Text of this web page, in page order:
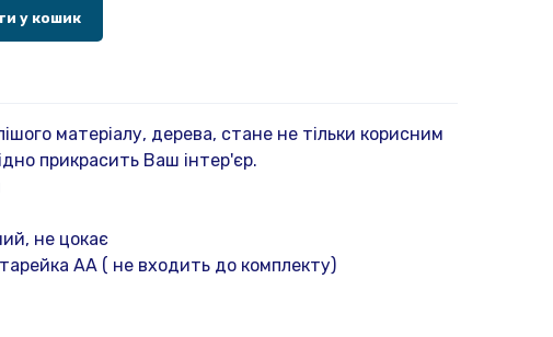
у кошик
матеріалу, дерева, стане не тільки корисним
прикрасить Ваш інтер'єр.
не цокає
АА ( не входить до комплекту)